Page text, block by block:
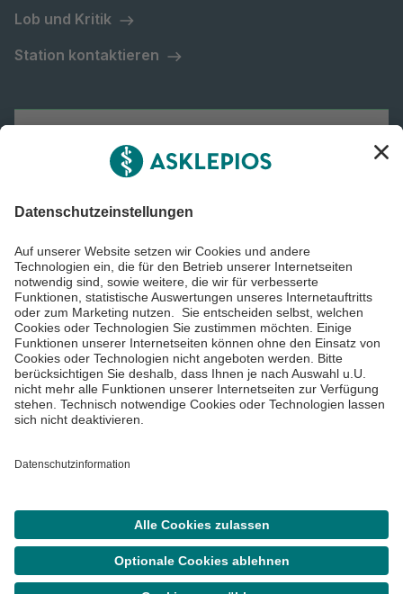
Lob und Kritik
Station kontaktieren
Asklepios Gruppe
Impressum
©Asklepios Kliniken GmbH & Co. KGaA 2026